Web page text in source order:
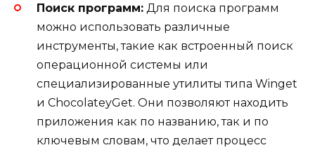
Поиск программ: Для поиска программ
можно использовать различные
инструменты, такие как встроенный поиск
операционной системы или
специализированные утилиты типа Winget
и ChocolateyGet. Они позволяют находить
приложения как по названию, так и по
ключевым словам, что делает процесс